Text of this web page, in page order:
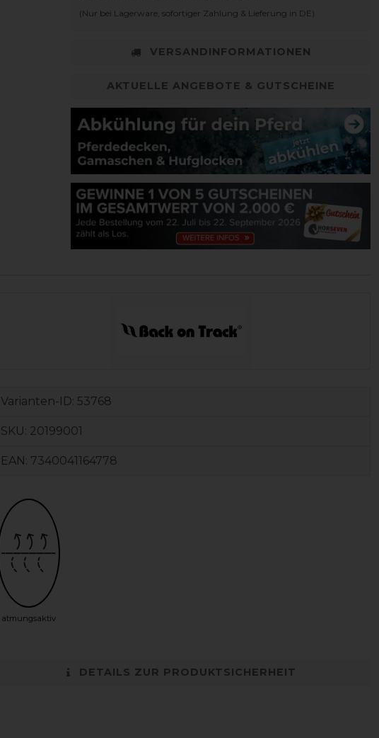
(Nur bei Lagerware, sofortiger Zahlung & Lieferung in DE)
VERSANDINFORMATIONEN
AKTUELLE ANGEBOTE & GUTSCHEINE
Varianten-ID: 53768
SKU: 20199001
EAN: 7340041164778
atmungsaktiv
DETAILS ZUR PRODUKTSICHERHEIT